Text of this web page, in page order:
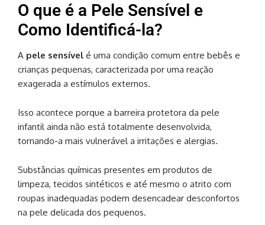
O que é a Pele Sensível e
Como Identificá-la?
A pele sensível é uma condição comum entre bebês e
crianças pequenas, caracterizada por uma reação
exagerada a estímulos externos.
Isso acontece porque a barreira protetora da pele
infantil ainda não está totalmente desenvolvida,
tornando-a mais vulnerável a irritações e alergias.
Substâncias químicas presentes em produtos de
limpeza, tecidos sintéticos e até mesmo o atrito com
roupas inadequadas podem desencadear desconfortos
na pele delicada dos pequenos.